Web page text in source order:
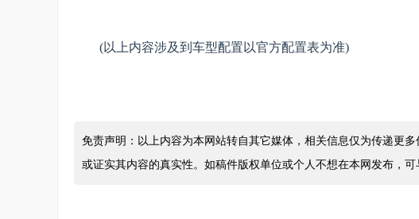
(以上内容涉及到车型配置以官方配置表为准)
免责声明：以上内容为本网站转自其它媒体，相关信息仅为传递更
或证实其内容的真实性。如稿件版权单位或个人不想在本网发布，可